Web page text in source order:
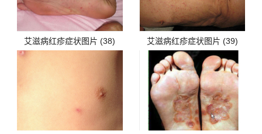
艾滋病红疹症状图片 (38) 艾滋病红疹症状图片 (39)